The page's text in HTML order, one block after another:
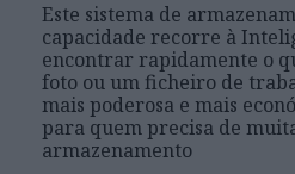
Este sistema de
capacidade recorre à
encontrar rapidamente o
foto ou um ficheiro de
mais poderosa e mais
para quem precisa de
armazenamento